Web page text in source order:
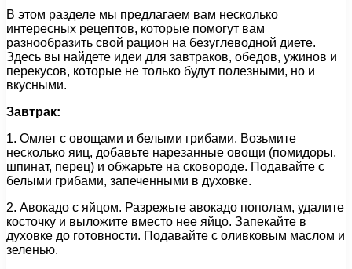
В этом разделе мы предлагаем вам несколько
интересных рецептов, которые помогут вам
разнообразить свой рацион на безуглеводной диете.
Здесь вы найдете идеи для завтраков, обедов, ужинов и
перекусов, которые не только будут полезными, но и
вкусными.
Завтрак:
1. Омлет с овощами и белыми грибами. Возьмите
несколько яиц, добавьте нарезанные овощи (помидоры,
шпинат, перец) и обжарьте на сковороде. Подавайте с
белыми грибами, запеченными в духовке.
2. Авокадо с яйцом. Разрежьте авокадо пополам, удалите
косточку и выложите вместо нее яйцо. Запекайте в
духовке до готовности. Подавайте с оливковым маслом и
зеленью.